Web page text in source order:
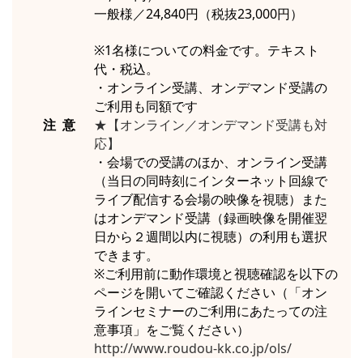
一般様／24,840円（税抜23,000円）
※1名様についての料金です。テキスト
代・税込。
・オンライン受講、オンデマンド受講の
ご利用も同額です
注 意
★【オンライン／オンデマンド受講も対
応】
・会場での受講のほか、オンライン受講
（当日の同時刻にインターネット回線で
ライブ配信する会場の映像を視聴）また
はオンデマンド受講（録画映像を開催翌
日から２週間以内に視聴）の利用も選択
できます。
※ご利用前に動作環境と視聴確認を以下の
ページを開いてご確認ください（「オン
ラインセミナーのご利用にあたっての注
意事項」をご覧ください）
http://www.roudou-kk.co.jp/ols/